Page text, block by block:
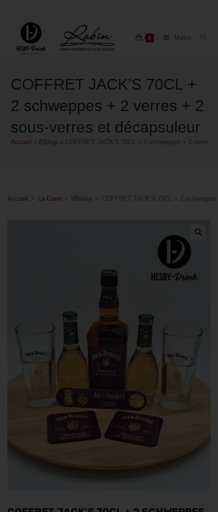
0 Menu
COFFRET JACK’S 70CL +
2 schweppes + 2 verres + 2
sous-verres et décapsuleur
Accueil EShop COFFRET JACK’S 70CL + 2 schweppes + 2 verres
Accueil > La Cave > Whisky > COFFRET JACK’S 70CL + 2